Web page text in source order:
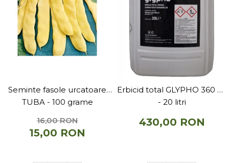
Seminte fasole urcatoare
TUBA - 100 grame
16,00 RON
15,00 RON
Erbicid total GLYPHO 360 SL
- 20 litri
430,00 RON